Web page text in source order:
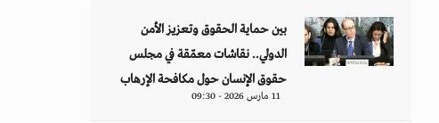
بين حماية الحقوق وتعزيز الأمن
الدولي.. نقاشات معمّقة في مجلس
حقوق الإنسان حول مكافحة الإرهاب
11 مارس 2026 - 09:30